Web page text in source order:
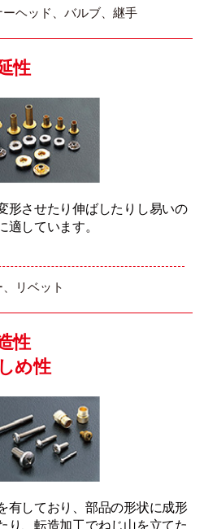
ヘッド、バルブ、継手
性
形させたり伸ばしたりし易いの
適しています。
リベット
性
め性
有しており、部品の形状に成形
り、転造加工でねじ山を立てた